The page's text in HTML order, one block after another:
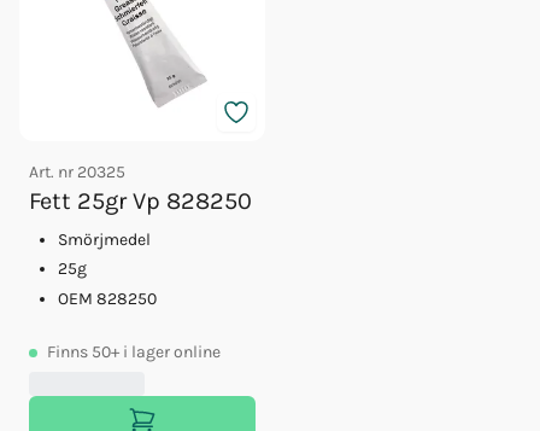
Art. nr 20325
Fett 25gr Vp 828250
Smörjmedel
25g
OEM 828250
Finns 50+ i lager online